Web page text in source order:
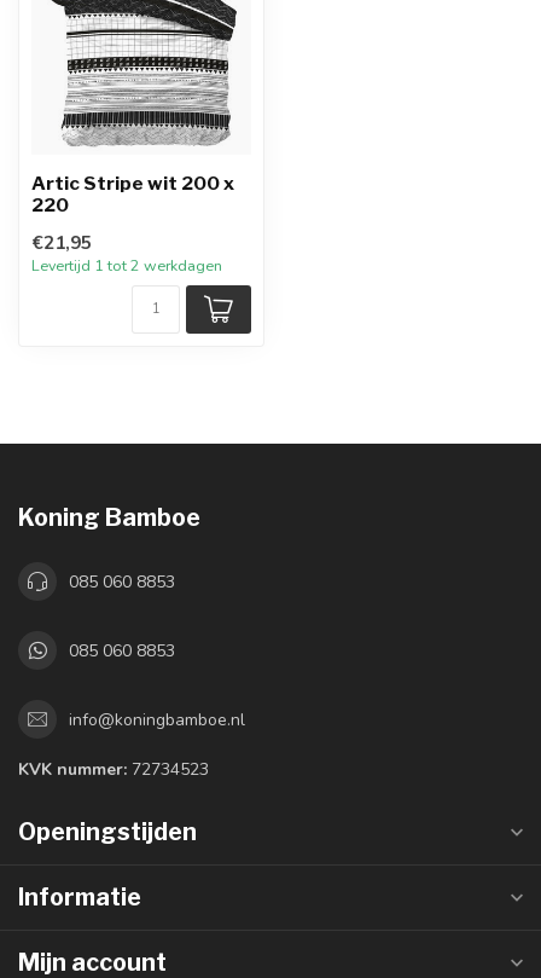
Artic Stripe wit 200 x
220
€21,95
Levertijd 1 tot 2 werkdagen
Koning Bamboe
085 060 8853
085 060 8853
info@koningbamboe.nl
KVK nummer: 72734523
Openingstijden
Informatie
Mijn account